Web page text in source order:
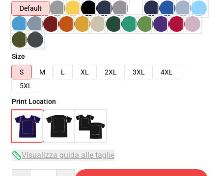
Default
Size
S
M L XL 2XL 3XL
4XL
5XL
Print Location
Visualizza guida alle taglie